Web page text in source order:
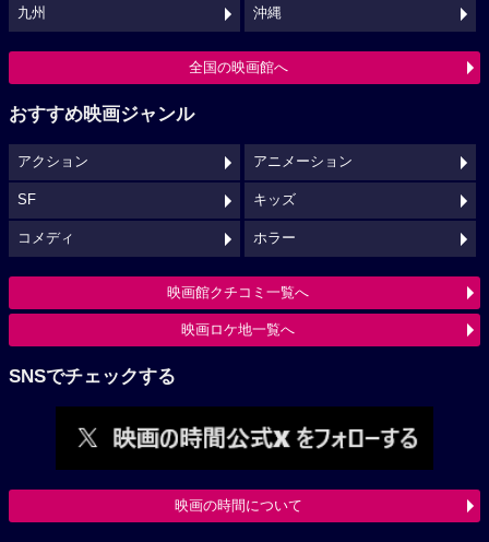
九州 沖縄
全国の映画館へ
おすすめ映画ジャンル
アクション アニメーション
SF キッズ
コメディ ホラー
映画館クチコミ一覧へ
映画ロケ地一覧へ
SNSでチェックする
映画の時間について